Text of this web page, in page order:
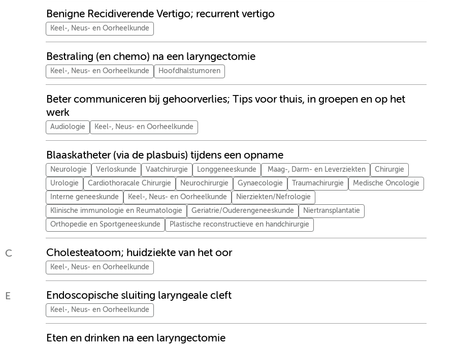
Benigne Recidiverende Vertigo; recurrent vertigo
Keel-, Neus- en Oorheelkunde
Bestraling (en chemo) na een laryngectomie
Keel-, Neus- en Oorheelkunde Hoofdhalstumoren
Beter communiceren bij gehoorverlies; Tips voor thuis, in groepen en op het
werk
Audiologie Keel-, Neus- en Oorheelkunde
Blaaskatheter (via de plasbuis) tijdens een opname
Neurologie Verloskunde Vaatchirurgie Longgeneeskunde Maag-, Darm- en Leverziekten
Chirurgie
Urologie
Cardiothoracale Chirurgie Neurochirurgie Gynaecologie Traumachirurgie
Medische Oncologie
Interne geneeskunde
Keel-, Neus- en Oorheelkunde
Nierziekten/Nefrologie
Klinische immunologie en Reumatologie
Geriatrie/Ouderengeneeskunde
Niertransplantatie
Orthopedie en Sportgeneeskunde
Plastische reconstructieve en handchirurgie
C Cholesteatoom; huidziekte van het oor
Keel-, Neus- en Oorheelkunde
E Endoscopische sluiting laryngeale cleft
Keel-, Neus- en Oorheelkunde
Eten en drinken na een laryngectomie